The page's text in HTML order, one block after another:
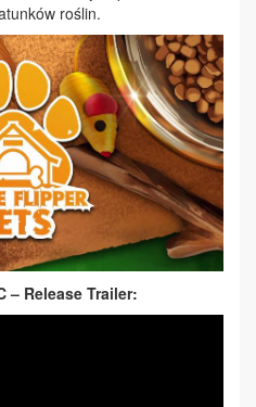
roślin.
– Release Trailer: